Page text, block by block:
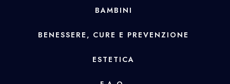
BAMBINI
BENESSERE, CURE E PREVENZIONE
ESTETICA